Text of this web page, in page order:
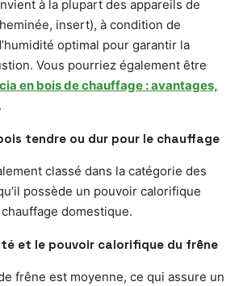
à la plupart des appareils de
insert), à condition de
optimal pour garantir la
Vous pourriez également être
en bois de chauffage : avantages,
.
tendre ou dur pour le chauffage
classé dans la catégorie des
possède un pouvoir calorifique
domestique.
et le pouvoir calorifique du frêne
frêne est moyenne, ce qui assure un